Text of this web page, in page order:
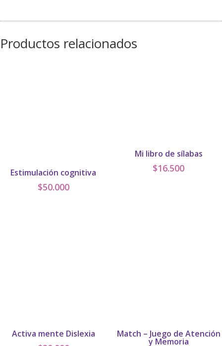
Productos relacionados
Estimulación cognitiva
$50.000
Mi libro de sílabas
$16.500
Activa mente Dislexia Match – Juego de Atención
y Memoria